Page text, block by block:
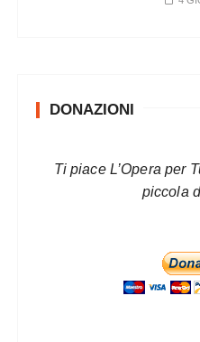
DONAZIONI
Ti piace L’Opera per
piccola